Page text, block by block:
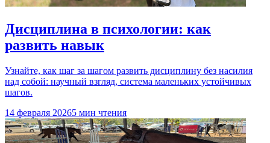
Дисциплина в психологии: как
развить навык
Узнайте, как шаг за шагом развить дисциплину без насилия
над собой: научный взгляд, система маленьких устойчивых
шагов.
14 февраля 20265 мин чтения